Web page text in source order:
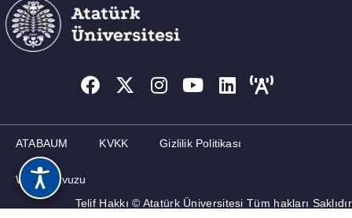
ATABAUM KVKK Gizlilik Politikası
Web Kılavuzu
Telif Hakkı © Atatürk Üniversitesi Tüm hakları Saklıdır